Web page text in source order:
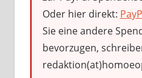
Oder hier direkt:
Sie eine andere
bevorzugen,